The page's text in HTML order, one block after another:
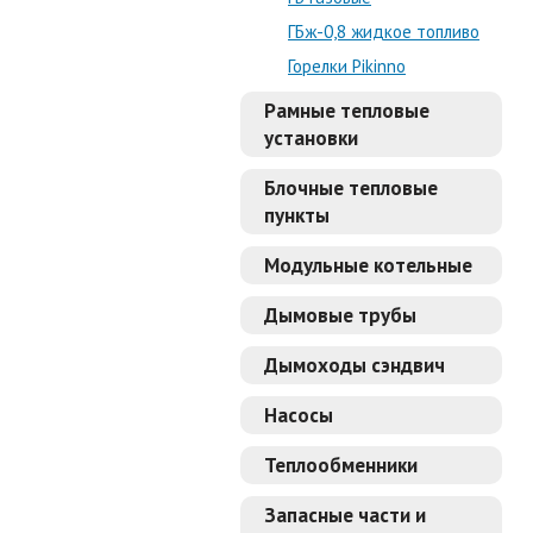
ГБж-0,8 жидкое топливо
Горелки Pikinno
Рамные тепловые
установки
Блочные тепловые
пункты
Модульные котельные
Дымовые трубы
Дымоходы сэндвич
Насосы
Теплообменники
Запасные части и